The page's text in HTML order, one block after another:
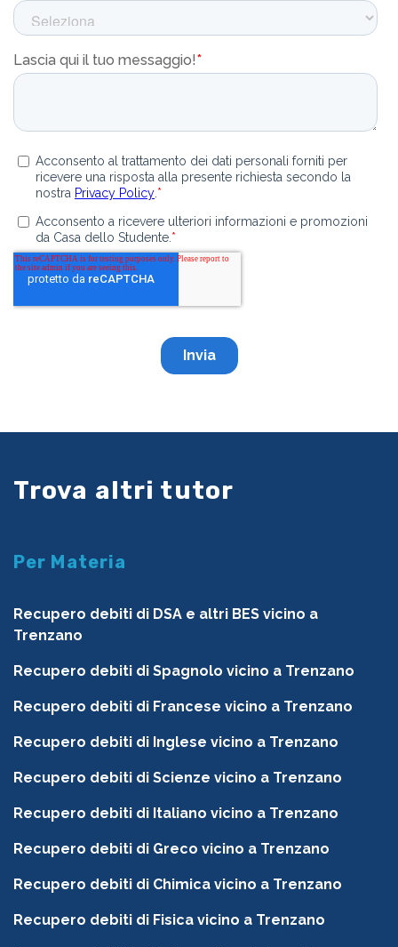
Trova altri tutor
Per Materia
Recupero debiti di DSA e altri BES vicino a
Trenzano
Recupero debiti di Spagnolo vicino a Trenzano
Recupero debiti di Francese vicino a Trenzano
Recupero debiti di Inglese vicino a Trenzano
Recupero debiti di Scienze vicino a Trenzano
Recupero debiti di Italiano vicino a Trenzano
Recupero debiti di Greco vicino a Trenzano
Recupero debiti di Chimica vicino a Trenzano
Recupero debiti di Fisica vicino a Trenzano